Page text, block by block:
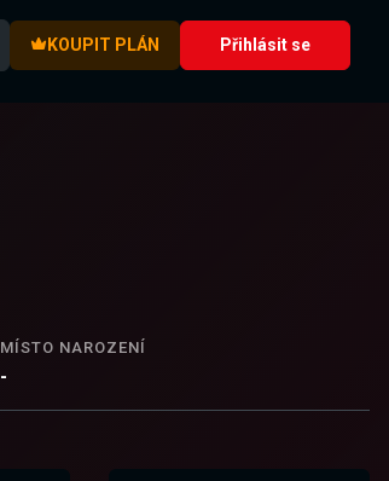
KOUPIT PLÁN Přihlásit se
MÍSTO NAROZENÍ
-